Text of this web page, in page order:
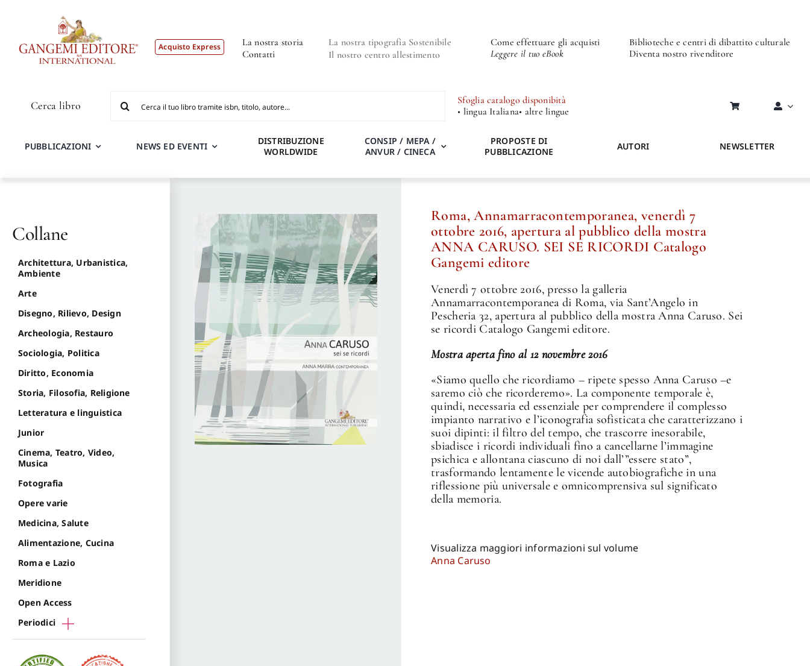
Acquisto Express
La nostra storia
Contatti
La nostra tipografia Sostenibile
Il nostro centro allestimento
Come effettuare gli acquisti
Leggere il tuo eBook
Biblioteche e centri di dibattito culturale
Diventa nostro rivenditore
Cerca libro
per:
Sfoglia catalogo disponibità
• lingua Italiana• altre lingue
PUBBLICAZIONI NEWS ED EVENTI
DISTRIBUZIONE
WORLDWIDE
CONSIP / MEPA /
ANVUR / CINECA
PROPOSTE DI
PUBBLICAZIONE
AUTORI NEWSLETTER
Roma, Annamarracontemporanea, venerdì 7
ottobre 2016, apertura al pubblico della mostra
ANNA CARUSO. SEI SE RICORDI Catalogo
Gangemi editore
Venerdì 7 ottobre 2016, presso la galleria
Annamarracontemporanea di Roma, via Sant’Angelo in
Pescheria 32, apertura al pubblico della mostra Anna Caruso. Sei
se ricordi Catalogo Gangemi editore.
Mostra aperta fino al 12 novembre 2016
«Siamo quello che ricordiamo – ripete spesso Anna Caruso –e
saremo ciò che ricorderemo». La componente temporale è,
quindi, necessaria ed essenziale per comprendere il complesso
impianto narrativo e l’iconografia sofisticata che caratterizzano i
suoi dipinti: il filtro del tempo, che trascorre inesorabile,
sbiadisce i ricordi individuali fino a cancellarne l’immagine
psichica e allontana ciascuno di noi dall’”essere stato”,
trasformando lentamente le vicende autobiografiche in una
riflessione più universale e omnicomprensiva sul significato
della memoria.
Visualizza maggiori informazioni sul volume
Anna Caruso
Collane
Architettura, Urbanistica,
Ambiente
Arte
Disegno, Rilievo, Design
Archeologia, Restauro
Sociologia, Politica
Diritto, Economia
Storia, Filosofia, Religione
Letteratura e linguistica
Junior
Cinema, Teatro, Video,
Musica
Fotografia
Opere varie
Medicina, Salute
Alimentazione, Cucina
Roma e Lazio
Meridione
Open Access
Periodici